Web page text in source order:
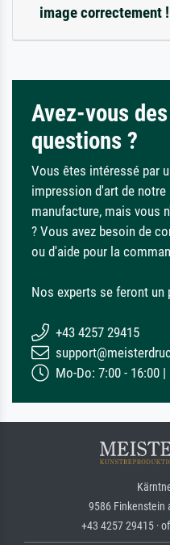
image correctement !
Avez-vous des
questions ?
Vous êtes intéressé par
impression d'art de notre
manufacture, mais vous
? Vous avez besoin de
ou d'aide pour la
Nos experts se feront un
+43 4257 29415
Mo-Do: 7:00 - 16:00 |
9586 Finkenstein
+43 4257 29415 ·